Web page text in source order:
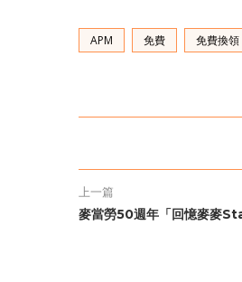
APM 免費 免費換領
上一篇
麥當勞50週年「回憶麥麥